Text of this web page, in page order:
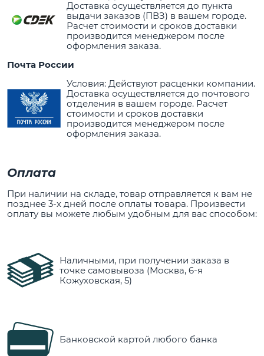
Доставка осуществляется до пункта
выдачи заказов (ПВЗ) в вашем городе.
Расчет стоимости и сроков доставки
производится менеджером после
оформления заказа.
Почта России
Условия: Действуют расценки компании.
Доставка осуществляется до почтового
отделения в вашем городе. Расчет
стоимости и сроков доставки
производится менеджером после
оформления заказа.
Оплата
При наличии на складе, товар отправляется к вам не
позднее 3-х дней после оплаты товара. Произвести
оплату вы можете любым удобным для вас способом:
Наличными, при получении заказа в
точке самовывоза (Москва, 6-я
Кожуховская, 5)
Банковской картой любого банка